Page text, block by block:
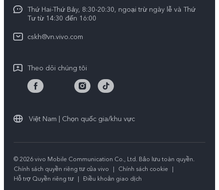
Y29
Dịch vụ cuộc hẹn
Truy vấn tiến độ sửa chữa
Chính sách bảo hành của vivo
Tải LUTs để khôi phục Log
Tính Bền Vững
Thứ Hai-Thứ Bảy, 8:30-20:30, ngoại trừ ngày lễ và Thứ
Tư từ 14:30 đến 16:00
cskh@vn.vivo.com
Theo dõi chúng tôi
Việt Nam | Chọn quốc gia/khu vực
© 2026 vivo Mobile Communication Co., Ltd. Bảo lưu toàn quyền.
Chính sách quyền riêng tư của vivo
| Chính sách cookie
|
Hỗ trợ Quyền riêng tư | Điều khoản giao dịch